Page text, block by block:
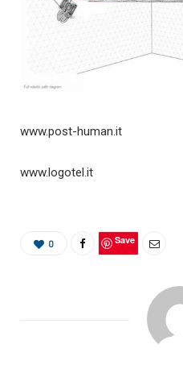
www.post-human.it
www.logotel.it
0 Save